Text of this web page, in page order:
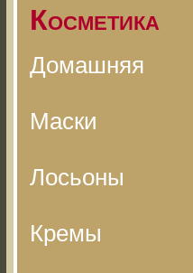
Косметика
Домашняя
Маски
Лосьоны
Кремы